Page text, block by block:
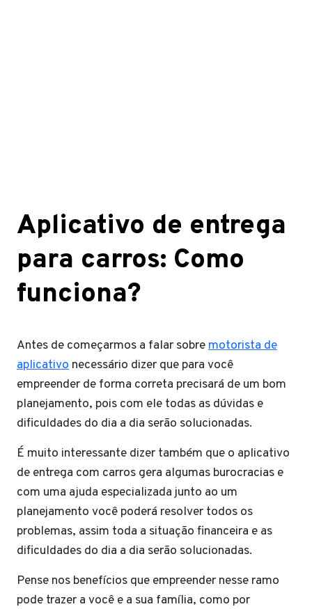
Aplicativo de entrega
para carros: Como
funciona?
Antes de começarmos a falar sobremotorista de
aplicativo necessário dizer que para você
empreender de forma correta precisará de um bom
planejamento, pois com ele todas as dúvidas e
dificuldades do dia a dia serão solucionadas.
É muito interessante dizer também que o aplicativo
de entrega com carros gera algumas burocracias e
com uma ajuda especializada junto ao um
planejamento você poderá resolver todos os
problemas, assim toda a situação financeira e as
dificuldades do dia a dia serão solucionadas.
Pense nos benefícios que empreender nesse ramo
pode trazer a você e a sua família, como por